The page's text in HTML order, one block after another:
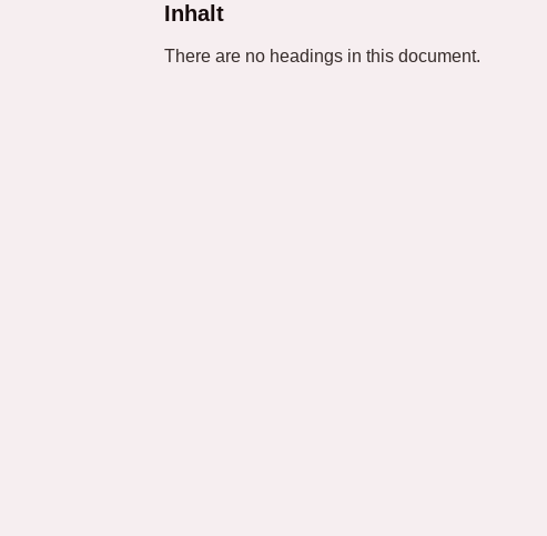
Inhalt
There are no headings in this document.